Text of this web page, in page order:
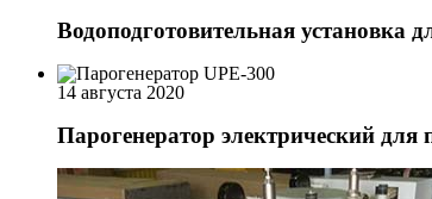
Водоподготовительная установка
14 августа 2020
Парогенератор электрический